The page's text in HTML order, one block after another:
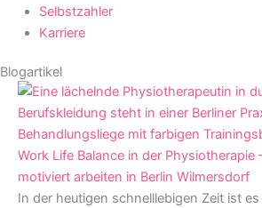
Selbstzahler
Karriere
Blogartikel
Work Life Balance in der Physiotherapie
motiviert arbeiten in Berlin Wilmersdorf
In der heutigen schnelllebigen Zeit ist